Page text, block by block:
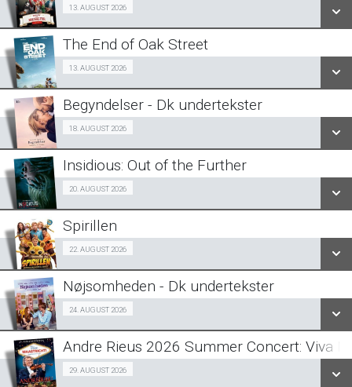
LÆS MERE
13. AUGUST 2026Billig-Bio premiere 13/08
SE ALLE DAGE
LÆS MERE
The End of Oak Street
13. AUGUST 2026
SE ALLE DAGE
LÆS MERE
Begyndelser - Dk undertekster
18. AUGUST 2026Halv-pris event 18/08
SE ALLE DAGE
LÆS MERE
Insidious: Out of the Further
20. AUGUST 2026
SE ALLE DAGE
LÆS MERE
Spirillen
22. AUGUST 2026Forpremiere 22/08
SE ALLE DAGE
LÆS MERE
Nøjsomheden - Dk undertekster
24. AUGUST 2026Forpremiere 24/08
SE ALLE DAGE
Andre Rieus 2026 Summer Concert: Viva
29. AUGUST 2026